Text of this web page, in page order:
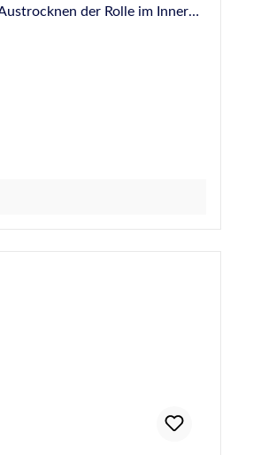
der Rolle im Innern.
eignen sich nicht zur
von anderen